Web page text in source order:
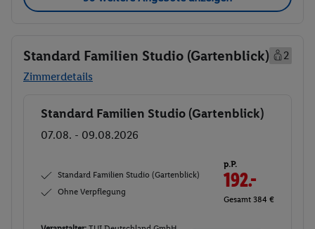
Standard Familien Studio (Gartenblick)
2
Zimmerdetails
Buchen
Standard Familien Studio (Gartenblick)
07.08. - 09.08.2026
Standard Familien Studio (Gartenblick)
Ohne Verpflegung
p.P.
192.-
Gesamt 384 €